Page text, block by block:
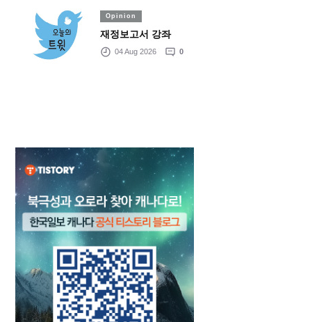
Opinion
재정보고서 강좌
04 Aug 2026 0